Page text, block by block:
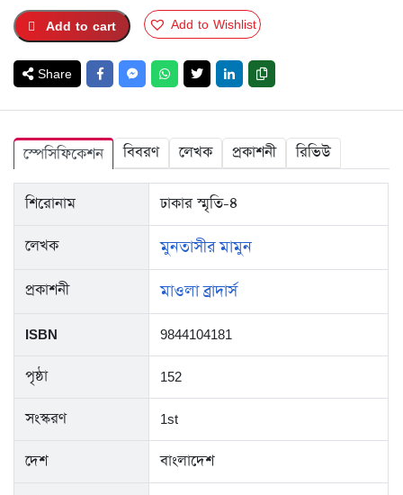
TK.150.TK.112.
Add to cart Add to Wishlist
Share
স্পেসিফিকেশন বিবরণ লেখক প্রকাশনী রিভিউ
শিরোনাম ঢাকার স্মৃতি-৪
লেখক মুনতাসীর মামুন
প্রকাশনী মাওলা ব্রাদার্স
ISBN 9844104181
পৃষ্ঠা 152
সংস্করণ 1st
দেশ বাংলাদেশ